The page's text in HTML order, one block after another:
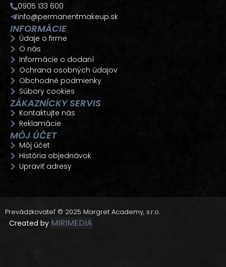
0905 133 600
info@permanentmakeup.sk
INFORMÁCIE
Údaje o firme
O nás
Informácie o dodaní
Ochrana osobných údajov
Obchodné podmienky
Súbory cookies
ZÁKAZNÍCKY SERVIS
Kontaktujte nás
Reklamácie
MÔJ ÚČET
Môj účet
História objednávok
Upraviť adresy
Prevádzkovateľ © 2025 Margret Academy, s.r.o.
Created by MIRIMEDIA